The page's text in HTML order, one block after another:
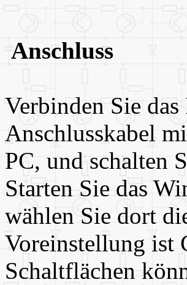
Anschluss
Verbinden Sie
Anschlusskabel
PC, und schalten
Starten Sie das
wählen Sie dort
Voreinstellung ist
Schaltflächen